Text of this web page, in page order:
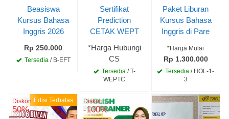
Beasiswa
Kursus Bahasa
Inggris 2026
Rp 250.000
Tersedia / B-EFT
Sertifikat
Prediction
CETAK WEPT
*Harga Hubungi
CS
Tersedia / T-
WEPTC
Paket Liburan
Kursus Bahasa
Inggris di Pare
*Harga Mulai
Rp 1.300.000
Tersedia / HOL-1-
3
Edisi Terbatas
Diskon
50%
Diskon
-100%